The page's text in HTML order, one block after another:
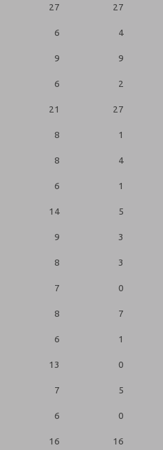
27 27
6 4
9 9
6 2
21 27
8 1
8 4
6 1
14 5
9 3
8 3
7 0
8 7
6 1
13 0
7 5
6 0
16 16